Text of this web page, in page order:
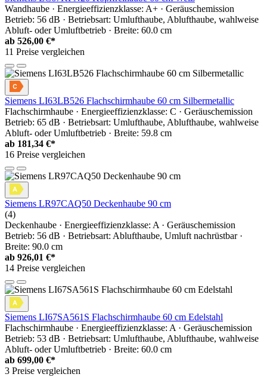
Wandhaube · Energieeffizienzklasse: A+ · Geräuschemission
Betrieb: 56 dB · Betriebsart: Umlufthaube, Ablufthaube, wahlweise
Abluft- oder Umluftbetrieb · Breite: 60.0 cm
ab 526,00 €*
11 Preise vergleichen
Siemens LI63LB526 Flachschirmhaube 60 cm Silbermetallic
Flachschirmhaube · Energieeffizienzklasse: C · Geräuschemission
Betrieb: 65 dB · Betriebsart: Umlufthaube, Ablufthaube, wahlweise
Abluft- oder Umluftbetrieb · Breite: 59.8 cm
ab 181,34 €*
16 Preise vergleichen
Siemens LR97CAQ50 Deckenhaube 90 cm
(4)
Deckenhaube · Energieeffizienzklasse: A · Geräuschemission
Betrieb: 56 dB · Betriebsart: Ablufthaube, Umluft nachrüstbar ·
Breite: 90.0 cm
ab 926,01 €*
14 Preise vergleichen
Siemens LI67SA561S Flachschirmhaube 60 cm Edelstahl
Flachschirmhaube · Energieeffizienzklasse: A · Geräuschemission
Betrieb: 53 dB · Betriebsart: Umlufthaube, Ablufthaube, wahlweise
Abluft- oder Umluftbetrieb · Breite: 60.0 cm
ab 699,00 €*
3 Preise vergleichen